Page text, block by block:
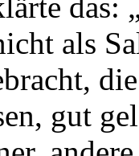
als
gut